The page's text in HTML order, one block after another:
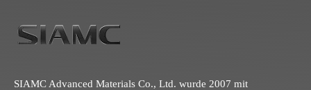
SIAMC Advanced Materials Co., Ltd. wurde 2007 mit